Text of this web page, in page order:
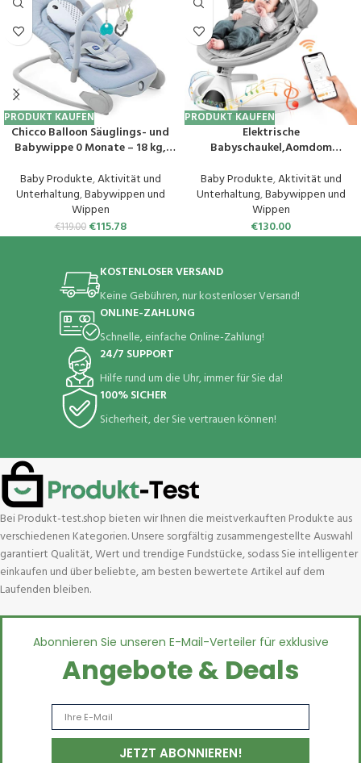
PRODUKT KAUFEN
Chicco Balloon Säuglings- und
Babywippe 0 Monate – 18 kg,
Verstellbare Rückenlehne,
Kompakter Verschluss,
Vibration, Interaktives
Elektronisches Spielzeug, Lichter
und Sound
Baby Produkte,Aktivität und
Unterhaltung,Babywippen und
Wippen
€119.00 €115.78
PRODUKT KAUFEN
Elektrische
Babyschaukel,Aomdom
5 Schaukelgeschwindigkeiten
Babywippe und Liegestuhl 3
Timer mit mobiler App-
Steuerung/Fernbedienung bis
9kg Weiß
Baby Produkte,Aktivität und
Unterhaltung,Babywippen und
Wippen
€130.00
KOSTENLOSER VERSAND
Keine Gebühren, nur kostenloser Versand!
ONLINE-ZAHLUNG
Schnelle, einfache Online-Zahlung!
24/7 SUPPORT
Hilfe rund um die Uhr, immer für Sie da!
100% SICHER
Sicherheit, der Sie vertrauen können!
Bei Produkt-test.shop bieten wir Ihnen die meistverkauften Produkte aus
verschiedenen Kategorien. Unsere sorgfältig zusammengestellte Auswahl
garantiert Qualität, Wert und trendige Fundstücke, sodass Sie intelligenter
einkaufen und über beliebte, am besten bewertete Artikel auf dem
Laufenden bleiben.
Abonnieren Sie unseren E-Mail-Verteiler für exklusive
Angebote & Deals